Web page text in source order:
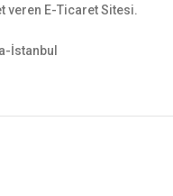
baretta cz-75, glock, sig
ebatlı tabancalara uygundur.
E-Ticaret Sitesi.
İstanbul